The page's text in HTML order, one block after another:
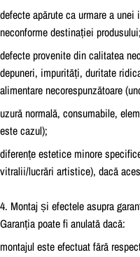
defecte apărute ca urmare a
neconforme destinației produsului;
defecte provenite din calitatea
depuneri, impurități, duritate
alimentare necorespunzătoare
uzură normală, consumabile,
este cazul);
diferențe estetice minore
vitralii/lucrări artistice), dacă
4. Montaj și efectele asupra
Garanția poate fi anulată dacă:
montajul este efectuat fără